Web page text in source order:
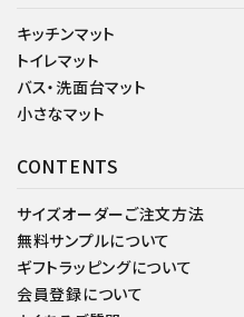
キッチンマット
トイレマット
バス・洗面台マット
小さなマット
CONTENTS
サイズオーダーご注文方法
無料サンプルについて
ギフトラッピングについて
会員登録について